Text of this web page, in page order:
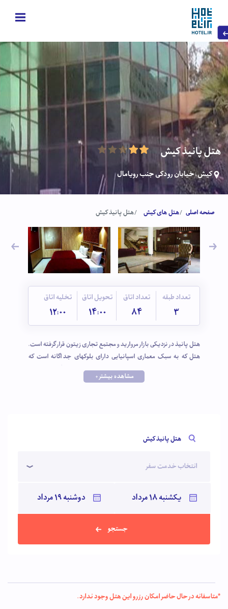
هتل پانیذ کیش
کیش، خیابان رودکی جنب رویامال
صفحه اصلی هتل های کیش هتل پانیذ کیش
هتل پانیذ در نزدیکی بازار مروارید و مجتمع تجاری زیتون قرار گرفته است.
هتل که به سبک معماری اسپانیایی دارای بلوکهای جداگانه است که
اتاق‌های دو تا چهار تخته و سوئیت را شامل میشود. از دیگر جذابیتهای
هتل فاصله کم تا ساحل است که با چند دقیقه پیاده روی می‌توان از
مشاهده بیشتر +
تعداد طبقه
3
تعداد اتاق
84
تحویل اتاق
14:00
تخلیه اتاق
12:00
هتل پانیذ کیش
انتخاب خدمت سفر
جستجو
*متاسفانه در حال حاضر امکان رزرو این هتل وجود ندارد.